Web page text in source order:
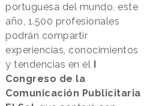
portuguesa del mundo, este
año, 1.500 profesionales
podrán compartir
experiencias, conocimientos
y tendencias en el
Congreso de la
Comunicación Publicitaria